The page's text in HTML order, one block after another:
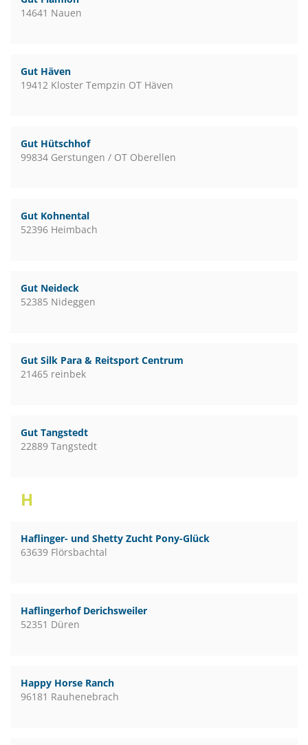
14641 Nauen
Gut Häven
19412 Kloster Tempzin OT Häven
Gut Hütschhof
99834 Gerstungen / OT Oberellen
Gut Kohnental
52396 Heimbach
Gut Neideck
52385 Nideggen
Gut Silk Para & Reitsport Centrum
21465 reinbek
Gut Tangstedt
22889 Tangstedt
H
Haflinger- und Shetty Zucht Pony-Glück
63639 Flörsbachtal
Haflingerhof Derichsweiler
52351 Düren
Happy Horse Ranch
96181 Rauhenebrach